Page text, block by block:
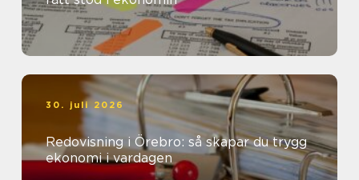
30. juli 2026
Redovisning i Örebro: så skapar du trygg
ekonomi i vardagen